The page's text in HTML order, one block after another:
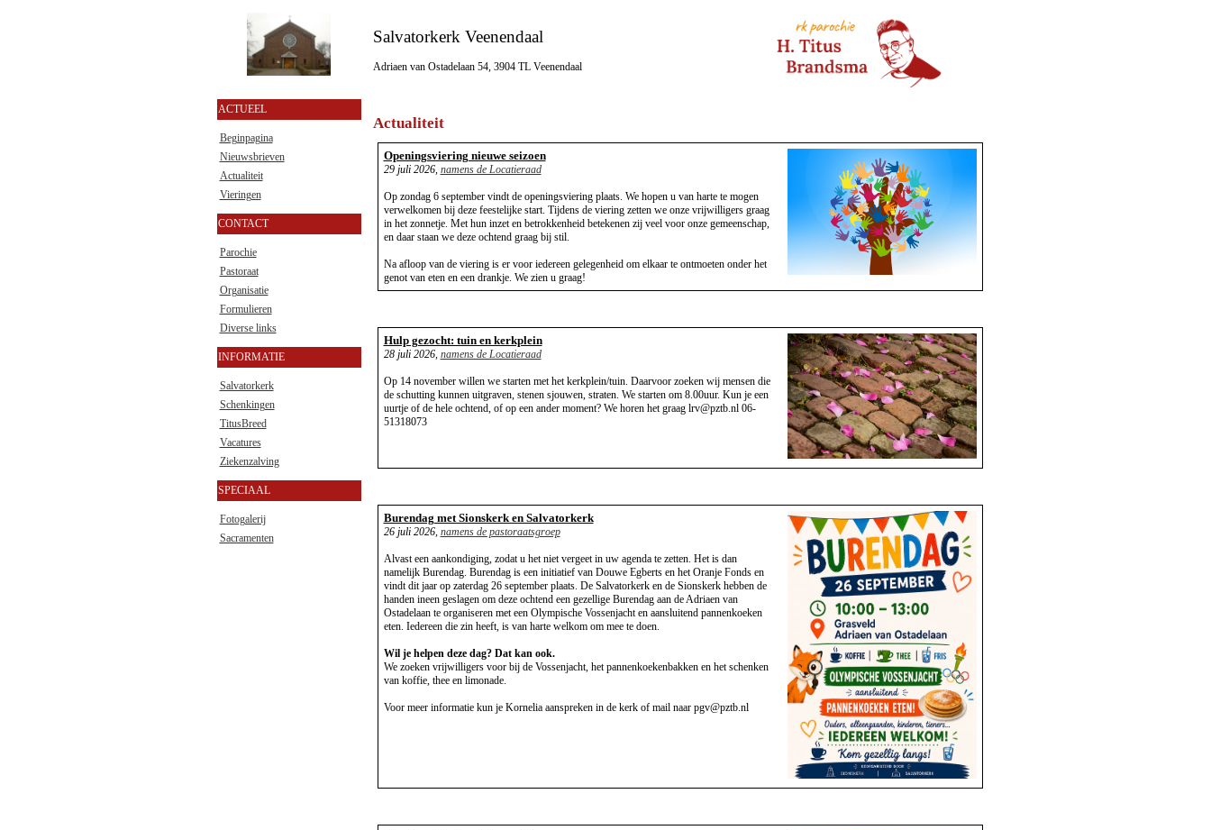
Salvatorkerk Veenendaal
Adriaen van Ostadelaan 54, 3904 TL Veenendaal
ACTUEEL
Beginpagina
Nieuwsbrieven
Actualiteit
Vieringen
CONTACT
Parochie
Pastoraat
Organisatie
Formulieren
Diverse links
INFORMATIE
Salvatorkerk
Schenkingen
TitusBreed
Vacatures
Ziekenzalving
SPECIAAL
Fotogalerij
Sacramenten
Actualiteit
Openingsviering nieuwe seizoen
29 juli 2026, namens de Locatieraad
Op zondag 6 september vindt de openingsviering plaats. We hopen u van harte te mogen
verwelkomen bij deze feestelijke start. Tijdens de viering zetten we onze vrijwilligers graag
in het zonnetje. Met hun inzet en betrokkenheid betekenen zij veel voor onze gemeenschap,
en daar staan we deze ochtend graag bij stil.
Na afloop van de viering is er voor iedereen gelegenheid om elkaar te ontmoeten onder het
genot van eten en een drankje. We zien u graag!
Hulp gezocht: tuin en kerkplein
28 juli 2026, namens de Locatieraad
Op 14 november willen we starten met het kerkplein/tuin. Daarvoor zoeken wij mensen die
de schutting kunnen uitgraven, stenen sjouwen, straten. We starten om 8.00uur. Kun je een
uurtje of de hele ochtend, of op een ander moment? We horen het graag lrv@pztb.nl 06-
51318073
Burendag met Sionskerk en Salvatorkerk
26 juli 2026, namens de pastoraatsgroep
Alvast een aankondiging, zodat u het niet vergeet in uw agenda te zetten. Het is dan
namelijk Burendag. Burendag is een initiatief van Douwe Egberts en het Oranje Fonds en
vindt dit jaar op zaterdag 26 september plaats. De Salvatorkerk en de Sionskerk hebben de
handen ineen geslagen om deze ochtend een gezellige Burendag aan de Adriaen van
Ostadelaan te organiseren met een Olympische Vossenjacht en aansluitend pannenkoeken
eten. Iedereen die zin heeft, is van harte welkom om mee te doen.
Wil je helpen deze dag? Dat kan ook.
We zoeken vrijwilligers voor bij de Vossenjacht, het pannenkoekenbakken en het schenken
van koffie, thee en limonade.
Voor meer informatie kun je Kornelia aanspreken in de kerk of mail naar pgv@pztb.nl